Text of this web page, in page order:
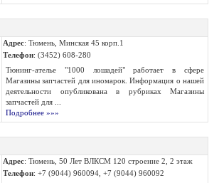
Адрес: Тюмень, Минская 45 корп.1
Телефон: (3452) 608-280
Тюнинг-ателье "1000 лошадей" работает в сфере
Магазины запчастей для иномарок. Информация о нашей
деятельности опубликована в рубриках Магазины
запчастей для ...
Подробнее »»»
Адрес: Тюмень, 50 Лет ВЛКСМ 120 строение 2, 2 этаж
Телефон: +7 (9044) 960094, +7 (9044) 960092